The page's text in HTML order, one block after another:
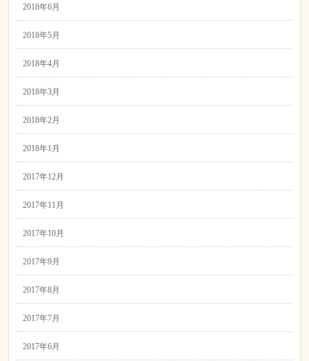
2018年6月
2018年5月
2018年4月
2018年3月
2018年2月
2018年1月
2017年12月
2017年11月
2017年10月
2017年9月
2017年8月
2017年7月
2017年6月